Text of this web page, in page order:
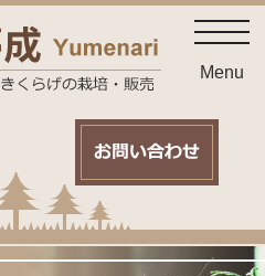
Menu